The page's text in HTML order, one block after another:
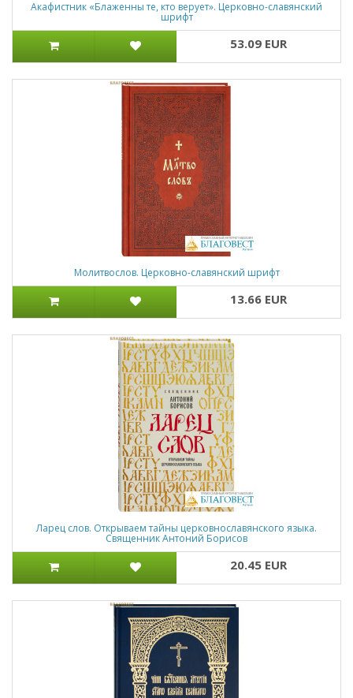
Акафистник «Блаженны те, кто верует». Церковно-славянский
шрифт
53.09 EUR
Молитвослов. Церковно-славянский шрифт
13.66 EUR
Ларец слов. Открываем тайны церковнославянского языка.
Священник Антоний Борисов
20.45 EUR